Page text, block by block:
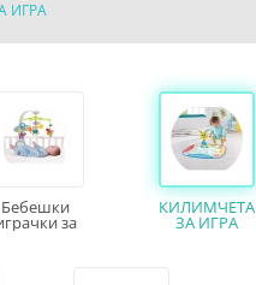
ИГРА
Бебешки
за
кошара
КИЛИМЧЕТА
ЗА ИГРА